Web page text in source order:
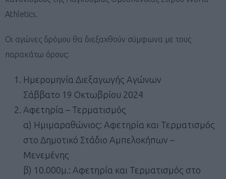
Athletics.
Οι αγώνες δρόμου θα διεξαχθούν σύμφωνα με τους
παρακάτω όρους:
Ημερομηνία Διεξαγωγής Αγώνων
Σάββατο 19 Οκτωβρίου 2024
Αφετηρία – Τερματισμός
α) Ημιμαραθώνιος: Αφετηρία και Τερματισμός
στο Δημοτικό Στάδιο Αμπελοκήπων –
Μενεμένης
β) 10.000μ.: Αφετηρία και Τερματισμός στο